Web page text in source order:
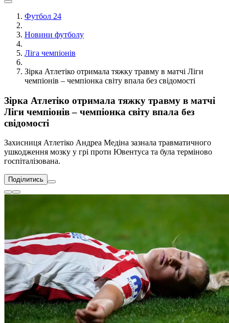
Футбол 24
Новини футболу
Ліга чемпіонів
Зірка Атлетіко отримала тяжку травму в матчі Ліги
чемпіонів – чемпіонка світу впала без свідомості
Зірка Атлетіко отримала тяжку травму в матчі
Ліги чемпіонів – чемпіонка світу впала без
свідомості
Захисниця Атлетіко Андреа Медіна зазнала травматичного
ушкодження мозку у грі проти Ювентуса та була терміново
госпіталізована.
Поділитись